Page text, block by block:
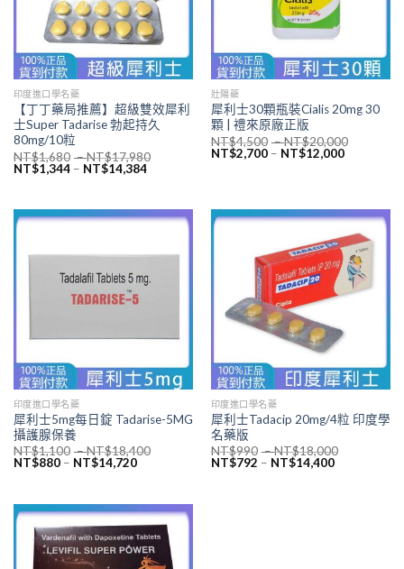
印度進口學名藥
【丁丁藥局推薦】超級雙效犀利
士Super Tadarise 勃起持久
80mg/10粒
NT$1,680 –NT$17,980
NT$1,344– NT$14,384
壯陽藥
犀利士30顆瓶裝Cialis 20mg 30
顆 | 禮來原廠正版
NT$4,500 –NT$20,000
NT$2,700– NT$12,000
印度進口學名藥
犀利士5mg每日錠 Tadarise-5MG
攝護腺保養
NT$1,100 –NT$18,400
NT$880– NT$14,720
印度進口學名藥
犀利士Tadacip 20mg/4粒 印度學
名藥版
NT$990 –NT$18,000
NT$792 – NT$14,400